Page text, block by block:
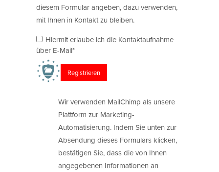
diesem Formular angeben, dazu verwenden,
mit Ihnen in Kontakt zu bleiben.
Hiermit erlaube ich die Kontaktaufnahme
über E-Mail*
Wir verwenden MailChimp als unsere
Plattform zur Marketing-
Automatisierung. Indem Sie unten zur
Absendung dieses Formulars klicken,
bestätigen Sie, dass die von Ihnen
angegebenen Informationen an